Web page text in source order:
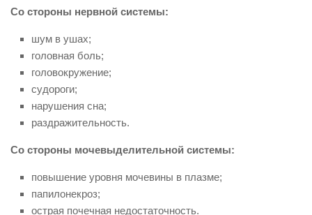
Со стороны нервной системы:
шум в ушах;
головная боль;
головокружение;
судороги;
нарушения сна;
раздражительность.
Со стороны мочевыделительной системы:
повышение уровня мочевины в плазме;
папилонекроз;
острая почечная недостаточность.